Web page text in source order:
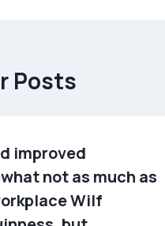
Posts
improved
not as much as
Wilf